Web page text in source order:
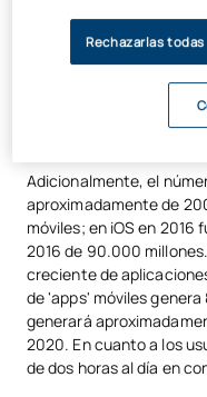
Google Play
2.5
Adicionalmente, el
aproximadamente de
móviles; en iOS en 2016
2016 de 90.000
creciente de
de 'apps' móviles
generará
2020. En cuanto a los
de dos horas al día en
Rechazarlas todas